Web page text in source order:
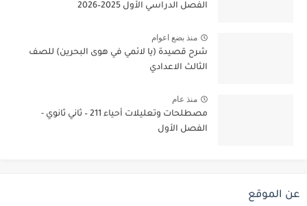
الفصل الدراسي الأول 2025–2026
منذ بضع اعوام
شرح قصيدة (يا لائمي في هوى البحرين) للصف
الثالث الاعدادي
منذ عام
مصطلحات وتعليلات أحياء 211 – ثاني ثانوي -
الفصل الأول
عن الموقع